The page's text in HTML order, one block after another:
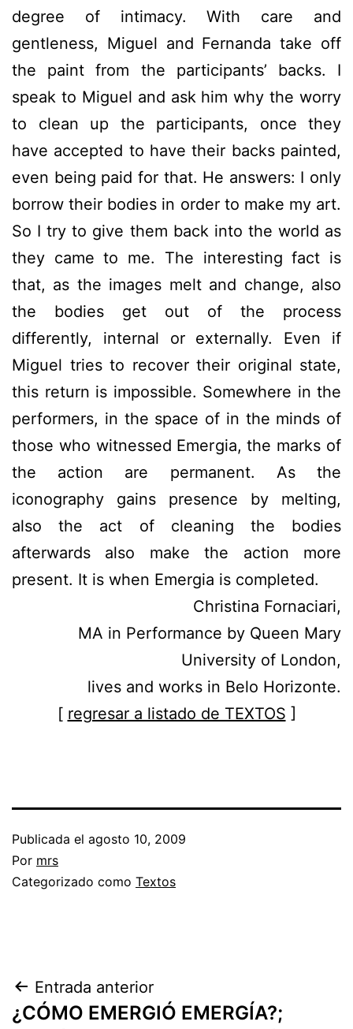
degree of intimacy. With care and
gentleness, Miguel and Fernanda take off
the paint from the participants’ backs. I
speak to Miguel and ask him why the worry
to clean up the participants, once they
have accepted to have their backs painted,
even being paid for that. He answers: I only
borrow their bodies in order to make my art.
So I try to give them back into the world as
they came to me. The interesting fact is
that, as the images melt and change, also
the bodies get out of the process
differently, internal or externally. Even if
Miguel tries to recover their original state,
this return is impossible. Somewhere in the
performers, in the space of in the minds of
those who witnessed Emergia, the marks of
the action are permanent. As the
iconography gains presence by melting,
also the act of cleaning the bodies
afterwards also make the action more
present. It is when Emergia is completed.
Christina Fornaciari,
MA in Performance by Queen Mary
University of London,
lives and works in Belo Horizonte.
[ regresar a listado de TEXTOS ]
Publicada el agosto 10, 2009
Por mrs
Categorizado como Textos
Entrada anterior
¿CÓMO EMERGIÓ EMERGÍA?;